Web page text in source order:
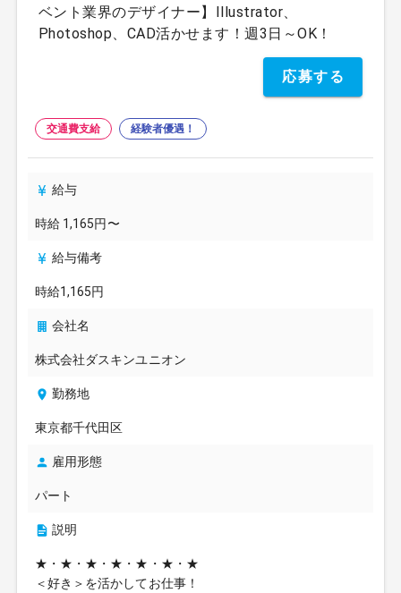
ベント業界のデザイナー】Illustrator、
Photoshop、CAD活かせます！週3日～OK！
応募する
交通費支給 経験者優遇！
給与
時給 1,165円〜
給与備考
時給1,165円
会社名
株式会社ダスキンユニオン
勤務地
東京都千代田区
雇用形態
パート
説明
★・★・★・★・★・★・★
＜好き＞を活かしてお仕事！